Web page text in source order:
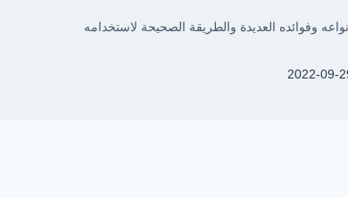
وفوائده العديدة والطريقة الصحيحة لاستخدامه
2022-09-